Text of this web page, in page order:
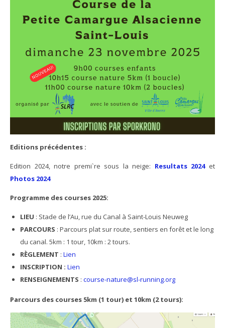
Editions précédentes :
Edition 2024, notre premi`re sous la neige: Resultats 2024et
Photos 2024
Programme des courses 2025:
LIEU : Stade de l’Au, rue du Canal à Saint-Louis Neuweg
PARCOURS : Parcours plat sur route, sentiers en forêt et le long
du canal. 5km : 1 tour, 10km : 2 tours.
RÈGLEMENT : Lien
INSCRIPTION : Lien
RENSEIGNEMENTS : course-nature@sl-running.org
Parcours des courses 5km (1 tour) et 10km (2 tours):